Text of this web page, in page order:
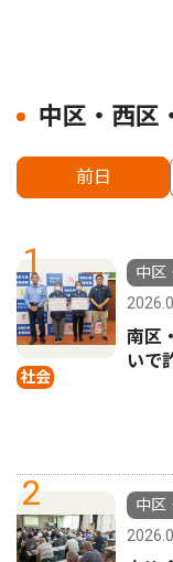
中区・西区
前日
1
社会
中区
南区
いで
2
中区